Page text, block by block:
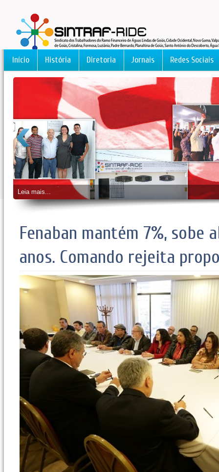
Início História Diretoria Jornais Redes Sociais
Leia mais...
Fenaban mantém 7%, sobe
anos. Comando rejeita